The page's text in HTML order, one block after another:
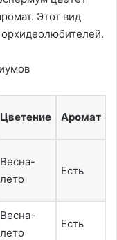
Этот вид
Цветение Аромат
Весна-
лето
Есть
Весна-
лето
Есть